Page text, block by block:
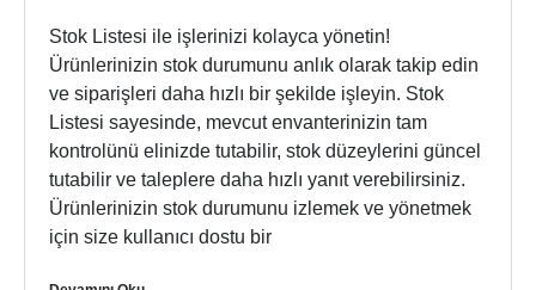
Stok Listesi ile işlerinizi kolayca yönetin!
Ürünlerinizin stok durumunu anlık olarak takip edin
ve siparişleri daha hızlı bir şekilde işleyin. Stok
Listesi sayesinde, mevcut envanterinizin tam
kontrolünü elinizde tutabilir, stok düzeylerini güncel
tutabilir ve taleplere daha hızlı yanıt verebilirsiniz.
Ürünlerinizin stok durumunu izlemek ve yönetmek
için size kullanıcı dostu bir